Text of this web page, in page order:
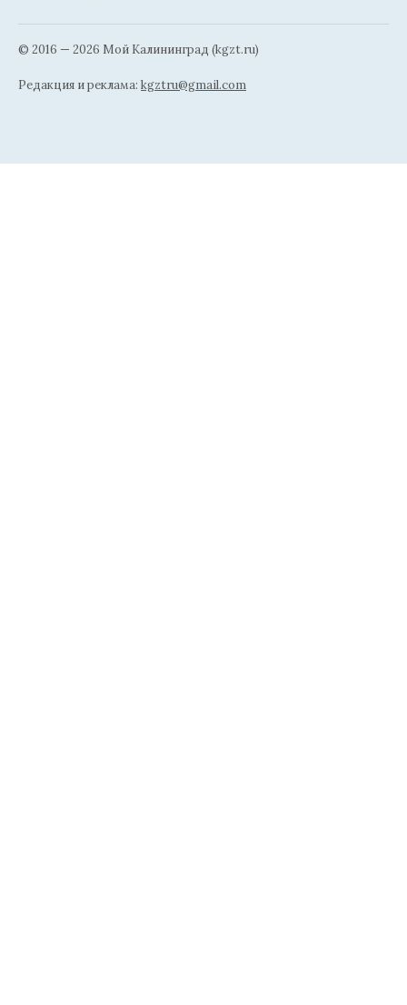
© 2016 — 2026 Мой Калининград (kgzt.ru)
Редакция и реклама: kgztru@gmail.com